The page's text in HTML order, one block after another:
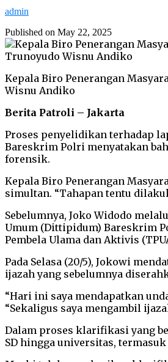
admin
Published on May 22, 2025
Kepala Biro Penerangan
Wisnu Andiko
Berita Patroli – Jakarta
Proses penyelidikan terhadap
Bareskrim Polri menyatakan
forensik.
Kepala Biro Penerangan
simultan. “Tahapan tentu
Sebelumnya, Joko Widodo
Umum (Dittipidum) Bareskrim
Pembela Ulama dan Aktivis
Pada Selasa (20/5), Jokowi
ijazah yang sebelumnya
“Hari ini saya mendapatkan
“Sekaligus saya mengambil
Dalam proses klarifikasi yang
SD hingga universitas,